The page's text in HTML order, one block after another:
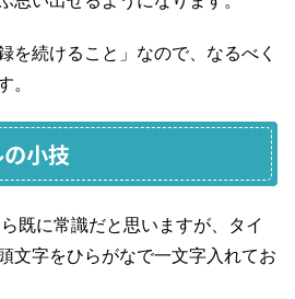
を続けること」なので、なるべく
。
小技
既に常識だと思いますが、タイ
文字をひらがなで一文字入れてお